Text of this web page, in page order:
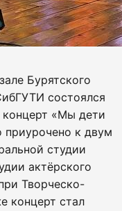
Бурятского
состоялся
концерт «Мы дети
приурочено к двум
студии
актёрского
Творческо-
концерт стал